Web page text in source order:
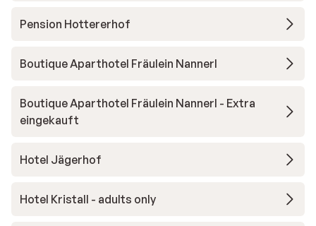
Pension Hottererhof
Boutique Aparthotel Fräulein Nannerl
Boutique Aparthotel Fräulein Nannerl - Extra
eingekauft
Hotel Jägerhof
Hotel Kristall - adults only